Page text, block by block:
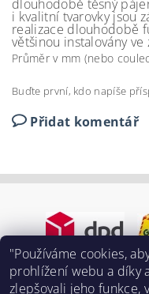
dlouhodobě těsný
i kvalitní tvarovky jsou
realizace dlouhodobě
většinou instalovány
Průměr v mm (nebo
Buďte první, kdo napíše
Přidat komentář
"Používáme cookies,
prohlížení webu a díky
zlepšovali jeho funkce,